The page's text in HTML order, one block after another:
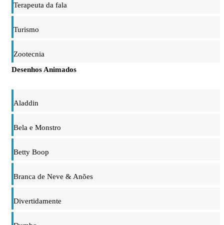
Terapeuta da fala
Turismo
Zootecnia
Desenhos Animados
Aladdin
Bela e Monstro
Betty Boop
Branca de Neve & Anões
Divertidamente